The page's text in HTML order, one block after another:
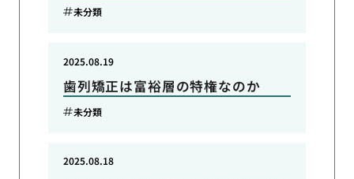
未分類
歯列矯正は富裕層の特権なのか
2025.08.19
未分類
2025.08.18